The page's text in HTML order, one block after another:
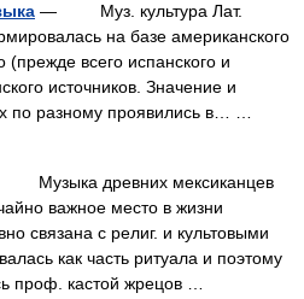
— Муз. культура Лат.
на базе американского
(прежде всего испанского и
источников. Значение и
по разному проявились в… …
древних мексиканцев
важное место в жизни
связана с религ. и культовыми
как часть ритуала и поэтому
проф. кастой жрецов …